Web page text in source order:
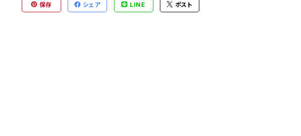
保存 シェア LINE ポスト